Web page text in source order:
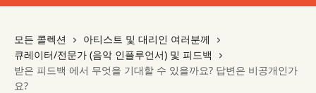
모든 콜렉션
아티스트 및 대리인 여러분께
큐레이터/전문가 (음악 인플루언서) 및 피드백
받은 피드백 에서 무엇을 기대할 수 있을까요? 답변은 비공개인가
요?